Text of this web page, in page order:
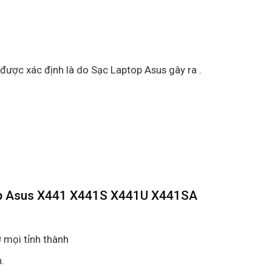
xác định là do Sạc Laptop Asus gây ra .
X441 X441S X441U X441SA
mọi tỉnh thành